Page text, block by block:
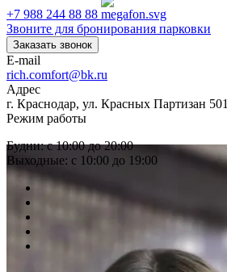
+7 988 244 88 88
Звоните для бронирования парковки
Заказать звонок
E-mail
rich.comfort@bk.ru
Адрес
г. Краснодар, ул. Красных Партизан 501
Режим работы
Будни: с 10:00 до 20:00
Выходные: с 10:00 до 19:00